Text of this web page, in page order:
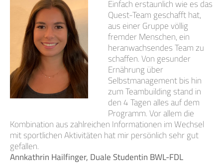
Einfach erstaunlich wie es das
Quest-Team geschafft hat,
aus einer Gruppe völlig
fremder Menschen, ein
heranwachsendes Team zu
schaffen. Von gesunder
Ernährung über
Selbstmanagement bis hin
zum Teambuilding stand in
den 4 Tagen alles auf dem
Programm. Vor allem die
Kombination aus zahlreichen Informationen im Wechsel
mit sportlichen Aktivitäten hat mir persönlich sehr gut
gefallen.
Annkathrin Hailfinger, Duale Studentin BWL-FDL